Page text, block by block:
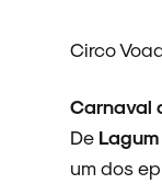
Circo
Carnaval
De Lagum
um dos